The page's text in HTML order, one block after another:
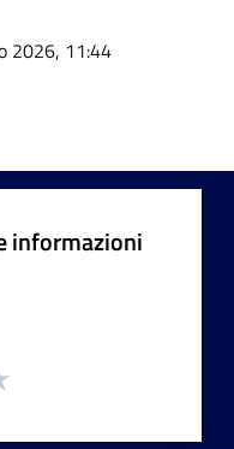
2026, 11:44
informazioni